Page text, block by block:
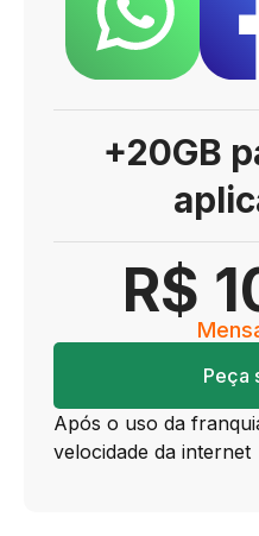
+20GB
R$
Peça
Após o uso da
velocidade da internet